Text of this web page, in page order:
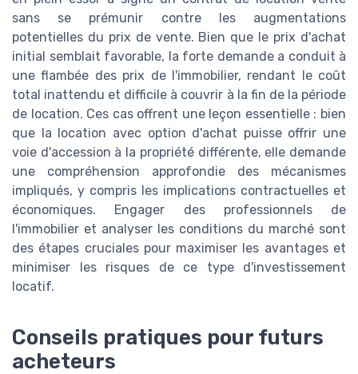
sans se prémunir contre les augmentations
potentielles du prix de vente. Bien que le prix d'achat
initial semblait favorable, la forte demande a conduit à
une flambée des prix de l'immobilier, rendant le coût
total inattendu et difficile à couvrir à la fin de la période
de location. Ces cas offrent une leçon essentielle : bien
que la location avec option d'achat puisse offrir une
voie d'accession à la propriété différente, elle demande
une compréhension approfondie des mécanismes
impliqués, y compris les implications contractuelles et
économiques. Engager des professionnels de
l'immobilier et analyser les conditions du marché sont
des étapes cruciales pour maximiser les avantages et
minimiser les risques de ce type d'investissement
locatif.
Conseils pratiques pour futurs
acheteurs